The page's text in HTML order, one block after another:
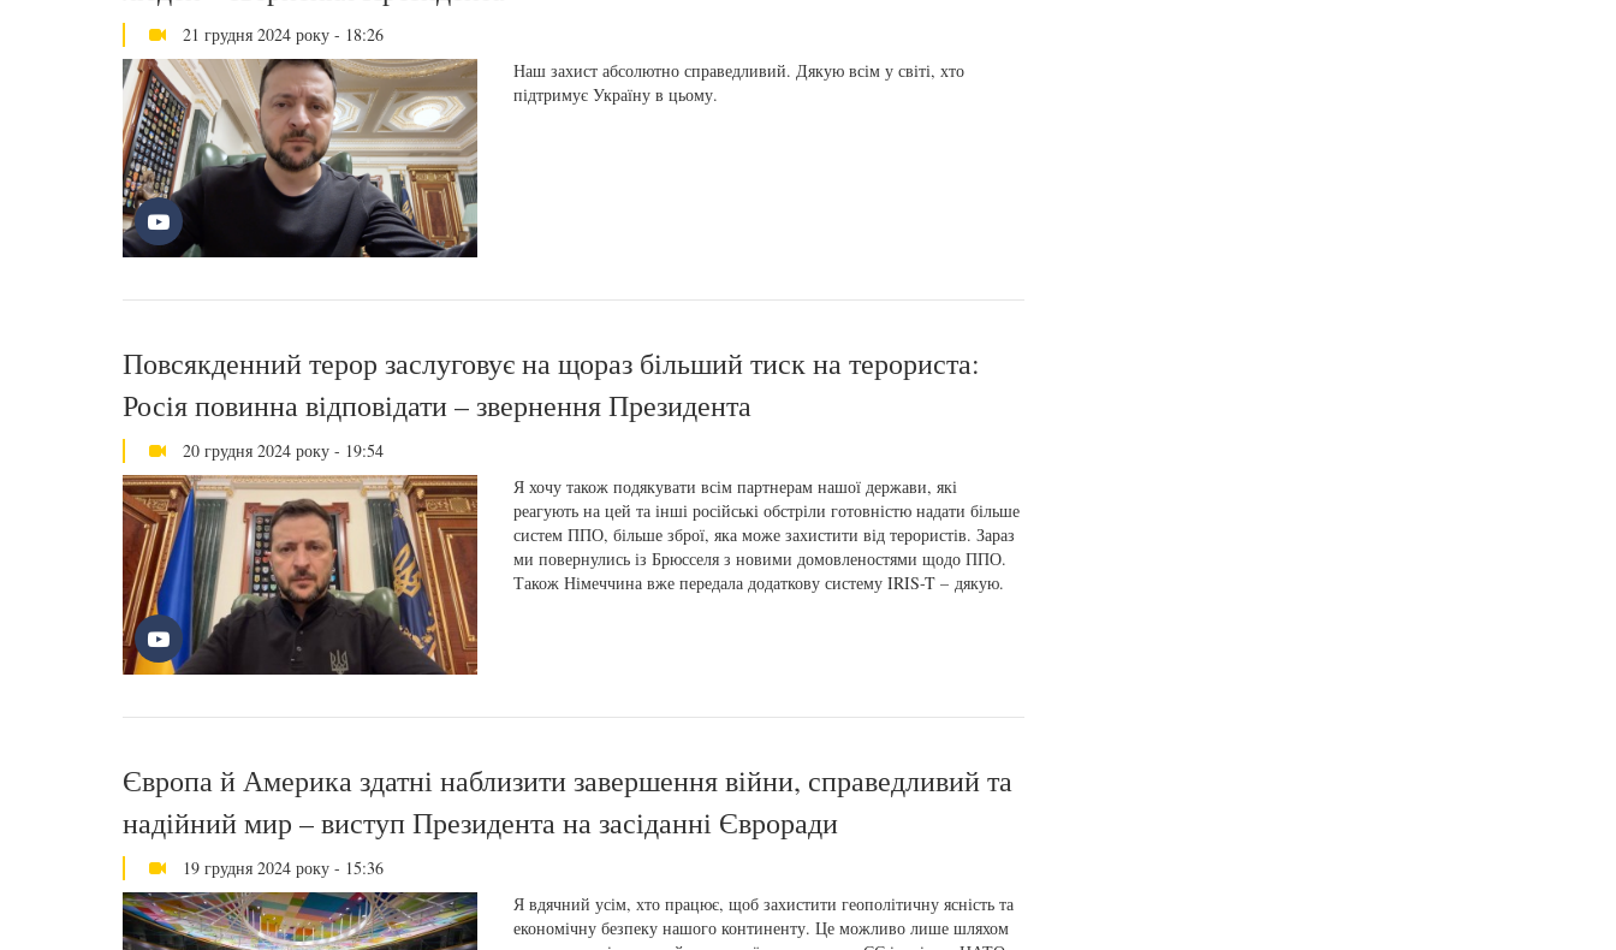
21 грудня 2024 року - 18:26
Наш захист абсолютно справедливий. Дякую всім у світі, хто
підтримує Україну в цьому.
Повсякденний терор заслуговує на щораз більший тиск на терориста:
Росія повинна відповідати – звернення Президента
20 грудня 2024 року - 19:54
Я хочу також подякувати всім партнерам нашої держави, які
реагують на цей та інші російські обстріли готовністю надати більше
систем ППО, більше зброї, яка може захистити від терористів. Зараз
ми повернулись із Брюсселя з новими домовленостями щодо ППО.
Також Німеччина вже передала додаткову систему IRIS-T – дякую.
Європа й Америка здатні наблизити завершення війни, справедливий та
надійний мир – виступ Президента на засіданні Євроради
19 грудня 2024 року - 15:36
Я вдячний усім, хто працює, щоб захистити геополітичну ясність та
економічну безпеку нашого континенту. Це можливо лише шляхом